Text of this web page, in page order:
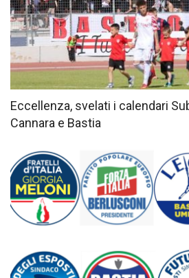
Eccellenza, svelati i calendari
Cannara e Bastia